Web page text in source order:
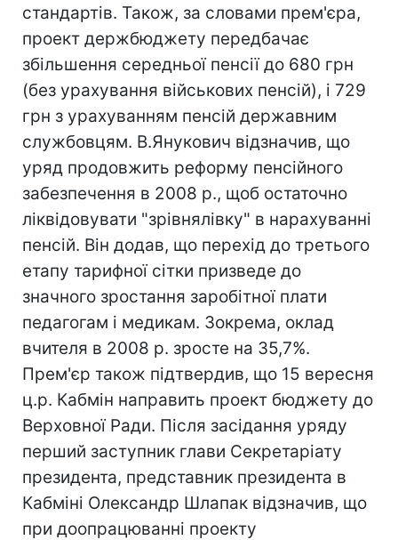
стандартів. Також, за словами прем'єра,
проект держбюджету передбачає
збільшення середньої пенсії до 680 грн
(без урахування військових пенсій), і 729
грн з урахуванням пенсій державним
службовцям. В.Янукович відзначив, що
уряд продовжить реформу пенсійного
забезпечення в 2008 р., щоб остаточно
ліквідовувати "зрівнялівку" в нарахуванні
пенсій. Він додав, що перехід до третього
етапу тарифної сітки призведе до
значного зростання заробітної плати
педагогам і медикам. Зокрема, оклад
вчителя в 2008 р. зросте на 35,7%.
Прем'єр також підтвердив, що 15 вересня
ц.р. Кабмін направить проект бюджету до
Верховної Ради. Після засідання уряду
перший заступник глави Секретаріату
президента, представник президента в
Кабміні Олександр Шлапак відзначив, що
при доопрацюванні проекту